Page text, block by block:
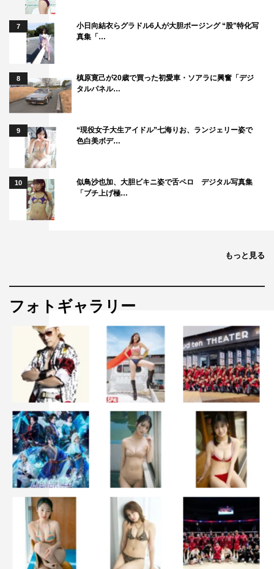
7
小日向結衣らグラドル6人が大胆ポージング “股”特化写
真集「…
8
槙原寛己が20歳で買った初愛車・ソアラに興奮「デジ
タルパネル…
9
“現役女子大生アイドル”七海りお、ランジェリー姿で
色白美ボデ…
10
似鳥沙也加、大胆ビキニ姿で舌ペロ デジタル写真集
「ブチ上げ極…
もっと見る
フォトギャラリー